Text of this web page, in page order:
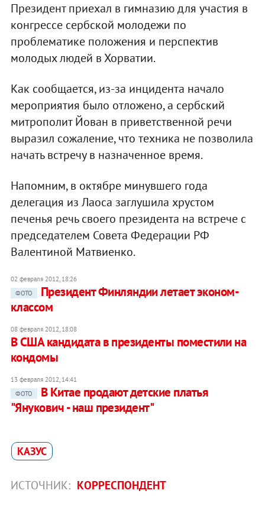
Президент приехал в гимназию для участия в
конгрессе сербской молодежи по
проблематике положения и перспектив
молодых людей в Хорватии.
Как сообщается, из-за инцидента начало
мероприятия было отложено, а сербский
митрополит Йован в приветственной речи
выразил сожаление, что техника не позволила
начать встречу в назначенное время.
Напомним, в октябре минувшего года
делегация из Лаоса заглушила хрустом
печенья речь своего президента на встрече с
председателем Совета Федерации РФ
Валентиной Матвиенко.
02 февраля 2012, 18:26
ФОТО
Президент Финляндии летает эконом-
классом
08 февраля 2012, 18:08
В США кандидата в президенты поместили на
кондомы
13 февраля 2012, 14:41
ФОТО
В Китае продают детские платья
"Янукович - наш президент"
КАЗУС
ИСТОЧНИК: КОРРЕСПОНДЕНТ